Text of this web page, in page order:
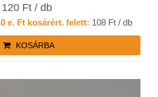
120 Ft / db
e. Ft kosárért. felett: 108 Ft / db
KOSÁRBA